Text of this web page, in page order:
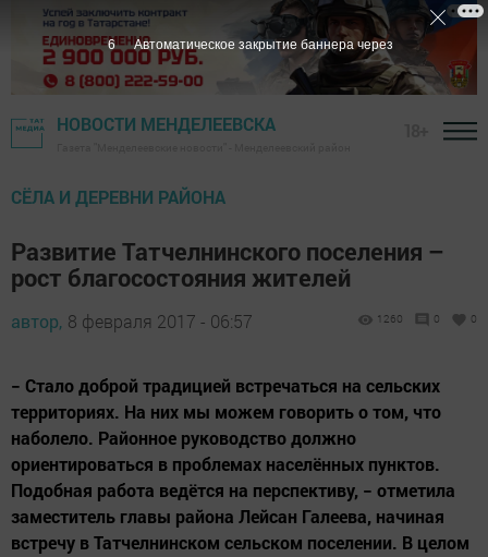
НОВОСТИ МЕНДЕЛЕЕВСКА
СЁЛА И ДЕРЕВНИ РАЙОНА
Развитие Татчелнинского поселения –
рост благосостояния жителей
автор, 8 февраля 2017 - 06:57 1260 0 0
− Стало доброй традицией встречаться на сельских
территориях. На них мы можем говорить о том, что
наболело. Районное руководство должно
ориентироваться в проблемах населённых пунктов.
Подобная работа ведётся на перспективу, − отметила
заместитель главы района Лейсан Галеева, начиная
встречу в Татчелнинском сельском поселении. В целом
5 Автоматическое закрытие баннера через